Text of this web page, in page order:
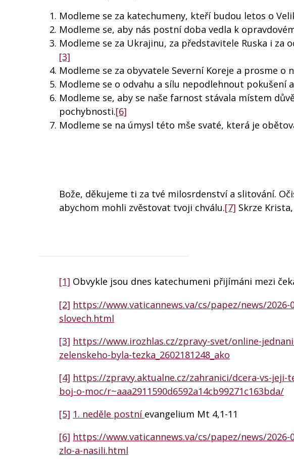
Modleme se za katechumeny, kteří budou letos o
Modleme se, aby nás postní doba vedla k
Modleme se za Ukrajinu, za představitele Ruska i
[3]
Modleme se za obyvatele Severní Koreje a prosme
Modleme se o odvahu a sílu nepodlehnout pokušení
Modleme se, aby se naše farnost stávala místem
pochybnosti.[6]
Modleme se na úmysl této mše svaté, která je
Bože, děkujeme ti za tvé milosrdenství a slitování.
abychom mohli zvěstovat tvoji chválu.[7] Skrze
[1] Obvykle jsou dnes katechumeni přijímáni mezi
[2] https://www.vaticannews.va/cs/papez/news/
slovech.html
[3] https://www.irozhlas.cz/zpravy-svet/online-
zelenskeho-byla-tezka_2602181248_ako
[4] https://zpravy.aktualne.cz/zahranici/dcera-vs-jeji-
boj-o-moc/r~aaa2911590d6592a14cb99271c163bda/
[5] 1. neděle postní evangelium Mt 4,1-11
[6] https://www.vaticannews.va/cs/papez/news/
zlo-a-nasili.html